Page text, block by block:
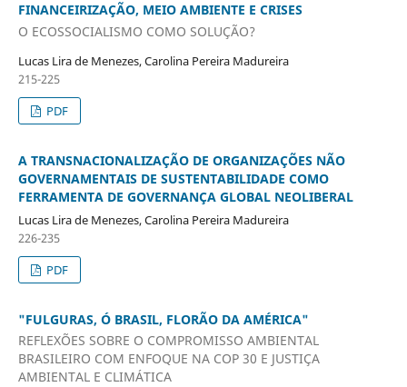
FINANCEIRIZAÇÃO, MEIO AMBIENTE E CRISES
O ECOSSOCIALISMO COMO SOLUÇÃO?
Lucas Lira de Menezes, Carolina Pereira Madureira
215-225
PDF
A TRANSNACIONALIZAÇÃO DE ORGANIZAÇÕES NÃO
GOVERNAMENTAIS DE SUSTENTABILIDADE COMO
FERRAMENTA DE GOVERNANÇA GLOBAL NEOLIBERAL
Lucas Lira de Menezes, Carolina Pereira Madureira
226-235
PDF
"FULGURAS, Ó BRASIL, FLORÃO DA AMÉRICA"
REFLEXÕES SOBRE O COMPROMISSO AMBIENTAL
BRASILEIRO COM ENFOQUE NA COP 30 E JUSTIÇA
AMBIENTAL E CLIMÁTICA